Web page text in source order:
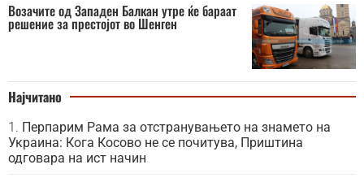
Возачите од Западен Балкан утре ќе бараат
решение за престојот во Шенген
Најчитано
Перпарим Рама за отстранувањето на знамето на
Украина: Кога Косово не се почитува, Приштина
одговара на ист начин